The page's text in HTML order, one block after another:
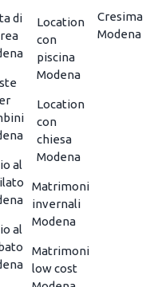
di
al
al
Location
con
piscina
Modena
Location
con
chiesa
Modena
Matrimoni
invernali
Modena
Matrimoni
low cost
Cresima
Modena